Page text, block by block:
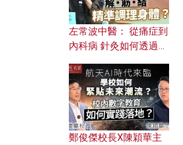
左常波中醫： 從痛症到
內科病 針灸如何透過解
鄭俊傑校長X陳穎華主